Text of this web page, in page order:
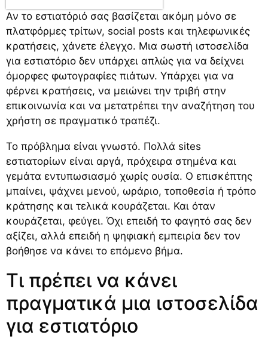
Αν το εστιατόριό σας βασίζεται ακόμη μόνο σε
πλατφόρμες τρίτων, social posts και τηλεφωνικές
κρατήσεις, χάνετε έλεγχο. Μια σωστή ιστοσελίδα
για εστιατόριο δεν υπάρχει απλώς για να δείχνει
όμορφες φωτογραφίες πιάτων. Υπάρχει για να
φέρνει κρατήσεις, να μειώνει την τριβή στην
επικοινωνία και να μετατρέπει την αναζήτηση του
χρήστη σε πραγματικό τραπέζι.
Το πρόβλημα είναι γνωστό. Πολλά sites
εστιατορίων είναι αργά, πρόχειρα στημένα και
γεμάτα εντυπωσιασμό χωρίς ουσία. Ο επισκέπτης
μπαίνει, ψάχνει μενού, ωράριο, τοποθεσία ή τρόπο
κράτησης και τελικά κουράζεται. Και όταν
κουράζεται, φεύγει. Όχι επειδή το φαγητό σας δεν
αξίζει, αλλά επειδή η ψηφιακή εμπειρία δεν τον
βοήθησε να κάνει το επόμενο βήμα.
Τι πρέπει να κάνει
πραγματικά μια ιστοσελίδα
για εστιατόριο